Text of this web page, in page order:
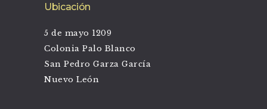
Ubicación
5 de mayo 1209
Colonia Palo Blanco
San Pedro Garza García
Nuevo León